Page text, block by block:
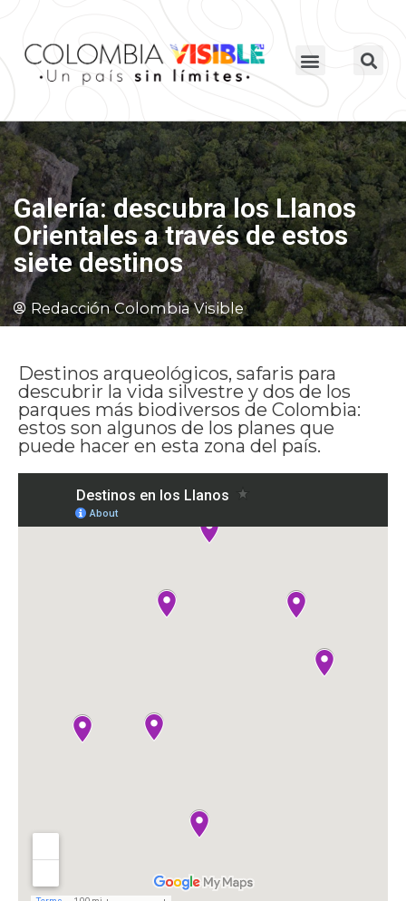
Galería: descubra los Llanos
Orientales a través de estos
siete destinos
Redacción Colombia Visible
Destinos arqueológicos, safaris para
descubrir la vida silvestre y dos de los
parques más biodiversos de Colombia:
estos son algunos de los planes que
puede hacer en esta zona del país.